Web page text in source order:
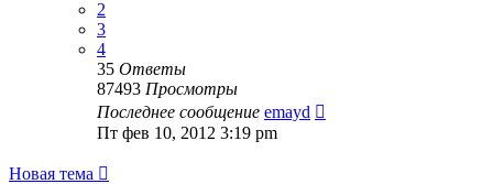
2
3
4
35 Ответы
87493 Просмотры
Последнее сообщение emayd
Пт фев 10, 2012 3:19 pm
Новая тема